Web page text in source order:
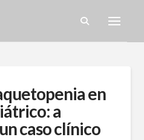
en
a
caso clínico